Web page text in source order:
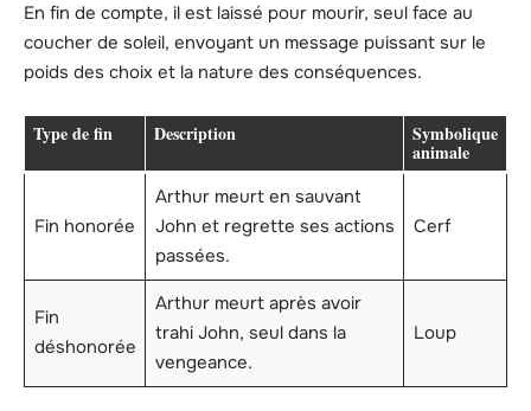
En fin de compte, il est laissé pour mourir, seul face au
coucher de soleil, envoyant un message puissant sur le
poids des choix et la nature des conséquences.
Type de fin Description Symbolique
animale
Fin honorée
Arthur meurt en sauvant
John et regrette ses actions
passées.
Cerf
Fin
déshonorée
Arthur meurt après avoir
trahi John, seul dans la
vengeance.
Loup